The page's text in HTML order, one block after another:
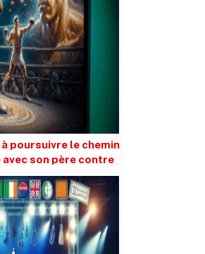
poursuivre le chemin
avec son père contre